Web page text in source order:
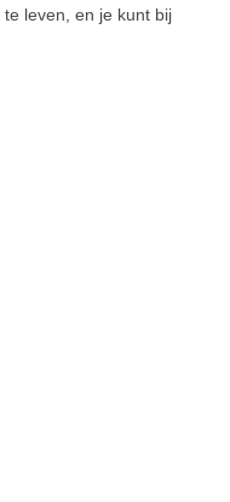
leven, en je kunt bij